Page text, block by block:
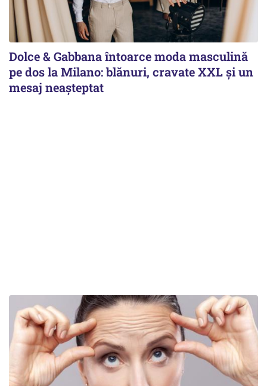
Dolce & Gabbana întoarce moda masculină
pe dos la Milano: blănuri, cravate XXL și un
mesaj neașteptat